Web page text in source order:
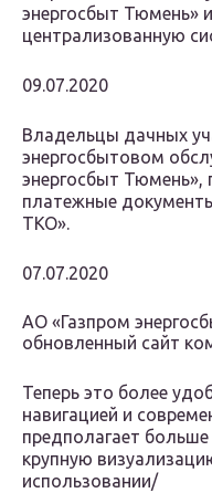
энергосбыт Тюмень»
централизованную
09.07.2020
Владельцы дачных
энергосбытовом
энергосбыт
платежные
ТКО».
07.07.2020
АО «Газпром
обновленный сайт
Теперь это более
навигацией и
предполагает
крупную
использовании/